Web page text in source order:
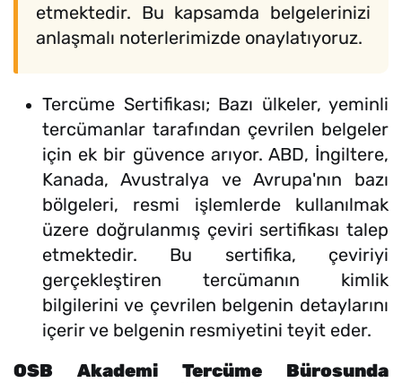
etmektedir. Bu kapsamda belgelerinizi
anlaşmalı noterlerimizde onaylatıyoruz.
Tercüme Sertifikası; Bazı ülkeler, yeminli
tercümanlar tarafından çevrilen belgeler
için ek bir güvence arıyor. ABD, İngiltere,
Kanada, Avustralya ve Avrupa'nın bazı
bölgeleri, resmi işlemlerde kullanılmak
üzere doğrulanmış çeviri sertifikası talep
etmektedir. Bu sertifika, çeviriyi
gerçekleştiren tercümanın kimlik
bilgilerini ve çevrilen belgenin detaylarını
içerir ve belgenin resmiyetini teyit eder.
OSB Akademi Tercüme Bürosunda